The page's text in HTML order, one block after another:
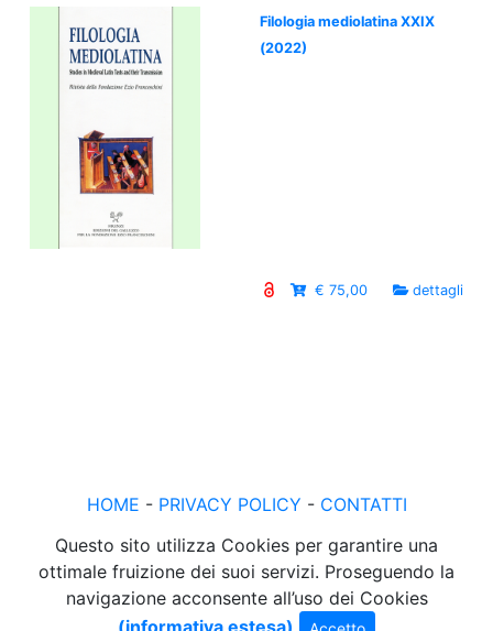
Filologia mediolatina XXIX
(2022)
€ 75,00 dettagli
HOME - PRIVACY POLICY - CONTATTI
Questo sito utilizza Cookies per garantire una
ottimale fruizione dei suoi servizi. Proseguendo la
navigazione acconsente all’uso dei Cookies
(informativa estesa)